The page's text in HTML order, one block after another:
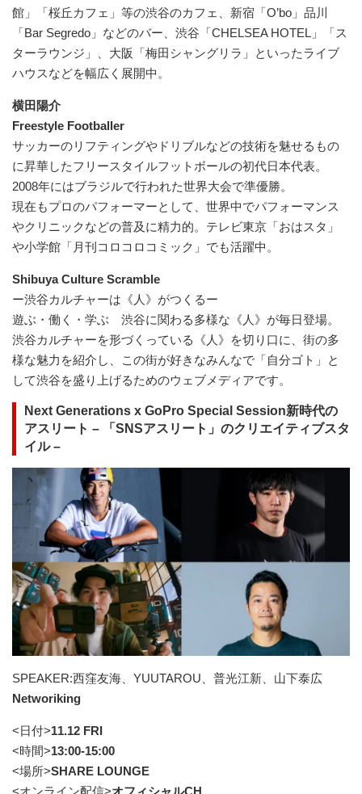
館」「桜丘カフェ」等の渋谷のカフェ、新宿「O’bo」品川
「Bar Segredo」などのバー、渋谷「CHELSEA HOTEL」「ス
ターラウンジ」、大阪「梅田シャングリラ」といったライブ
ハウスなどを幅広く展開中。
横田陽介
Freestyle Footballer
サッカーのリフティングやドリブルなどの技術を魅せるもの
に昇華したフリースタイルフットボールの初代日本代表。
2008年にはブラジルで行われた世界大会で準優勝。
現在もプロのパフォーマーとして、世界中でパフォーマンス
やクリニックなどの普及に精力的。テレビ東京「おはスタ」
や小学館「月刊コロコロコミック」でも活躍中。
Shibuya Culture Scramble
ー渋谷カルチャーは《人》がつくるー
遊ぶ・働く・学ぶ 渋谷に関わる多様な《人》が毎日登場。
渋谷カルチャーを形づくっている《人》を切り口に、街の多
様な魅力を紹介し、この街が好きなみんなで「自分ゴト」と
して渋谷を盛り上げるためのウェブメディアです。
Next Generations x GoPro Special Session新時代の
アスリート – 「SNSアスリート」のクリエイティブスタ
イル –
SPEAKER:西窪友海、YUUTAROU、普光江新、山下泰広
Networiking
<日付>11.12 FRI
<時間>13:00-15:00
<場所>SHARE LOUNGE
<オンライン配信>オフィシャルCH